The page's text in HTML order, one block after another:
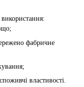
фабричне
властивості.